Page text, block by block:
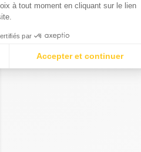
à tout moment en cliquant sur le lien
par
Accepter et continuer